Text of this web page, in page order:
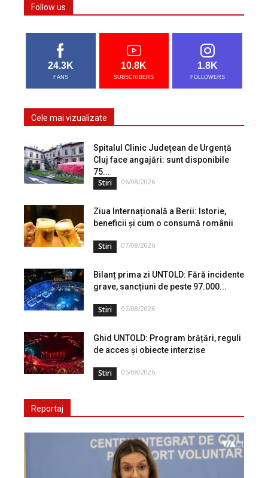
Follow us
24.3K
FANS
10.8K
SUBSCRIBERS
1.8K
FOLLOWERS
Cele mai vizualizate
Spitalul Clinic Județean de Urgență
Cluj face angajări: sunt disponibile
75...
Stiri 06/08/2026
Ziua Internațională a Berii: Istorie,
beneficii și cum o consumă românii
Stiri 07/08/2026
Bilanț prima zi UNTOLD: Fără incidente
grave, sancțiuni de peste 97.000...
Stiri 07/08/2026
Ghid UNTOLD: Program brățări, reguli
de acces și obiecte interzise
Stiri 05/08/2026
Reportaj